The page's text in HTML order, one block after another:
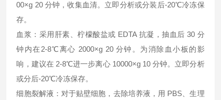
00×g 20 分钟，收集血清。立即分析或分装后-20℃冷冻保
存。
血浆：采用肝素、柠檬酸盐或 EDTA 抗凝，抽血后 30 分
钟内在2-8℃离心 2000×g 20 分钟。为消除血小板的影
响，建议在 2-8℃进一步离心 10000×g 10 分钟。立即分析
或分后-20℃冷冻保存。
细胞裂解液：对于贴壁细胞，去除培养液，用 PBS、生理